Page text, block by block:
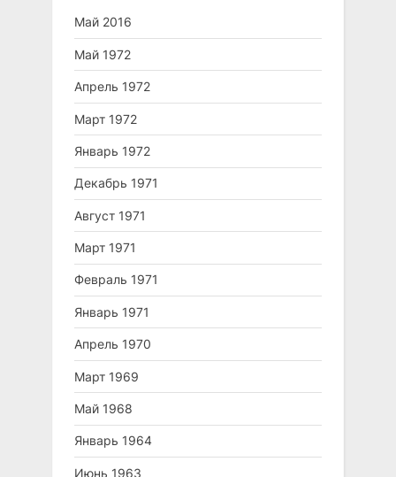
Май 2016
Май 1972
Апрель 1972
Март 1972
Январь 1972
Декабрь 1971
Август 1971
Март 1971
Февраль 1971
Январь 1971
Апрель 1970
Март 1969
Май 1968
Январь 1964
Июнь 1963